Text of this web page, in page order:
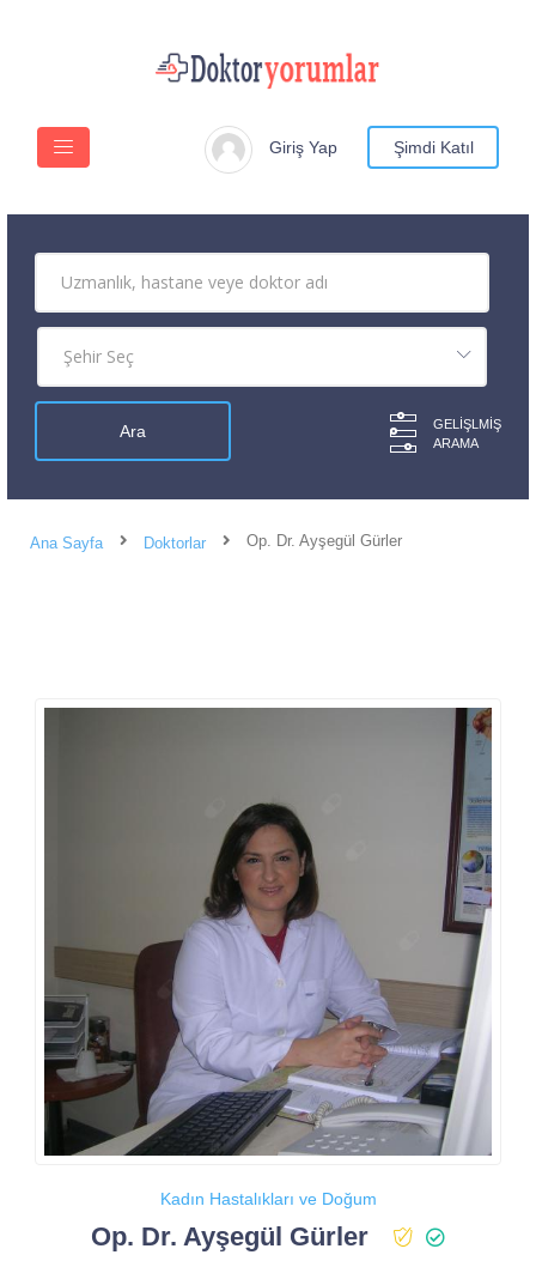
Giriş Yap Şimdi Katıl
GELIŞLMIŞ
ARAMA
Ana Sayfa Doktorlar Op. Dr. Ayşegül Gürler
Kadın Hastalıkları ve Doğum
Op. Dr. Ayşegül Gürler